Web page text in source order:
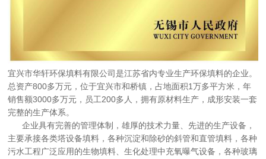
宜兴市华轩环保填料有限公司是江苏省内专业生产环保填料的企业。
总资产800多万元，位于宜兴市和桥镇，占地面积1万多平方米，年
销售额3000多万元，员工200多人，拥有原材料生产，成形安装一套
完整的生产体系。
企业具有完善的管理体制，雄厚的技术力量、先进的生产设备，
主要承接各类塔设备填料，各种沉淀和除砂的斜管和直管填料，各种
污水工程广泛应用的生物填料、生化处理中充氧曝气设备，各种玻璃